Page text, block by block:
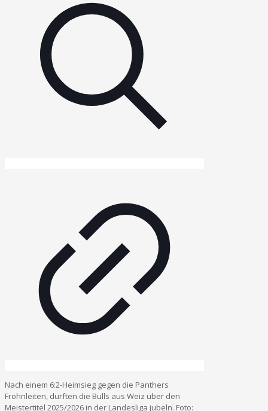
Nach einem 6:2-Heimsieg gegen die Panthers
Frohnleiten, durften die Bulls aus Weiz über den
Meistertitel 2025/2026 in der Landesliga jubeln. Foto: